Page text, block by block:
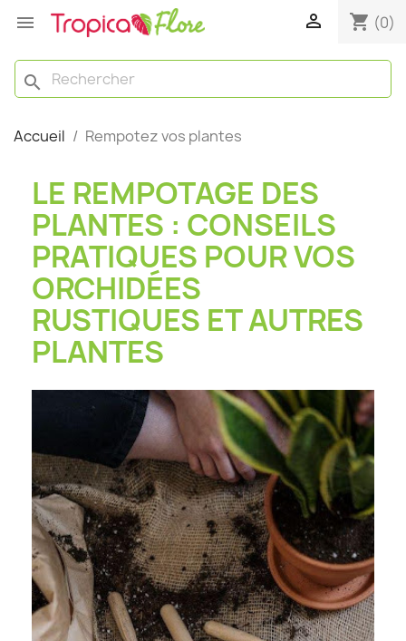
  shopping_cart (0)
search
Accueil Rempotez vos plantes
LE REMPOTAGE DES
PLANTES : CONSEILS
PRATIQUES POUR VOS
ORCHIDÉES
RUSTIQUES ET AUTRES
PLANTES